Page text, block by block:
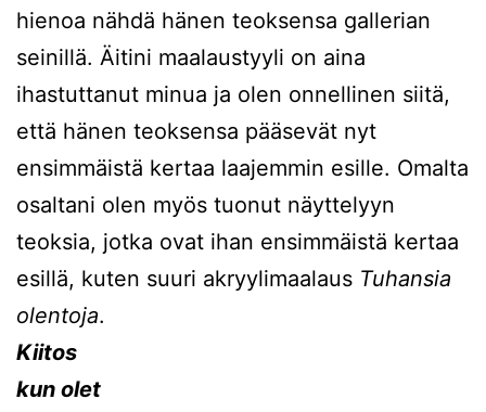
hienoa nähdä hänen teoksensa gallerian
seinillä. Äitini maalaustyyli on aina
ihastuttanut minua ja olen onnellinen siitä,
että hänen teoksensa pääsevät nyt
ensimmäistä kertaa laajemmin esille. Omalta
osaltani olen myös tuonut näyttelyyn
teoksia, jotka ovat ihan ensimmäistä kertaa
esillä, kuten suuri akryylimaalaus Tuhansia
olentoja.
Kiitos
kun olet